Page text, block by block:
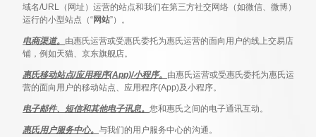
域名/URL（网址）运营的站点和我们在第三方社交网络（如微信、微博）
运行的小型站点（“网站”）。
电商渠道。 由惠氏运营或受惠氏委托为惠氏运营的面向用户的线上交易店
铺，例如天猫、京东旗舰店。
惠氏移动站点/应用程序(App)/小程序。 由惠氏运营或受惠氏委托为惠氏运
营的面向用户的移动站点、应用程序(App)及小程序。
电子邮件、短信和其他电子讯息。 您和惠氏之间的电子通讯互动。
惠氏用户服务中心。 与我们的用户服务中心的沟通。